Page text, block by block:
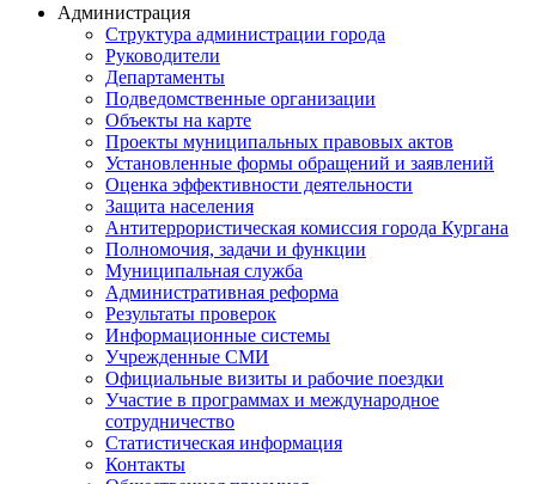
Администрация
Структура администрации города
Руководители
Департаменты
Подведомственные организации
Объекты на карте
Проекты муниципальных правовых актов
Установленные формы обращений и заявлений
Оценка эффективности деятельности
Защита населения
Антитеррористическая комиссия города Кургана
Полномочия, задачи и функции
Муниципальная служба
Административная реформа
Результаты проверок
Информационные системы
Учрежденные СМИ
Официальные визиты и рабочие поездки
Участие в программах и международное
сотрудничество
Статистическая информация
Контакты